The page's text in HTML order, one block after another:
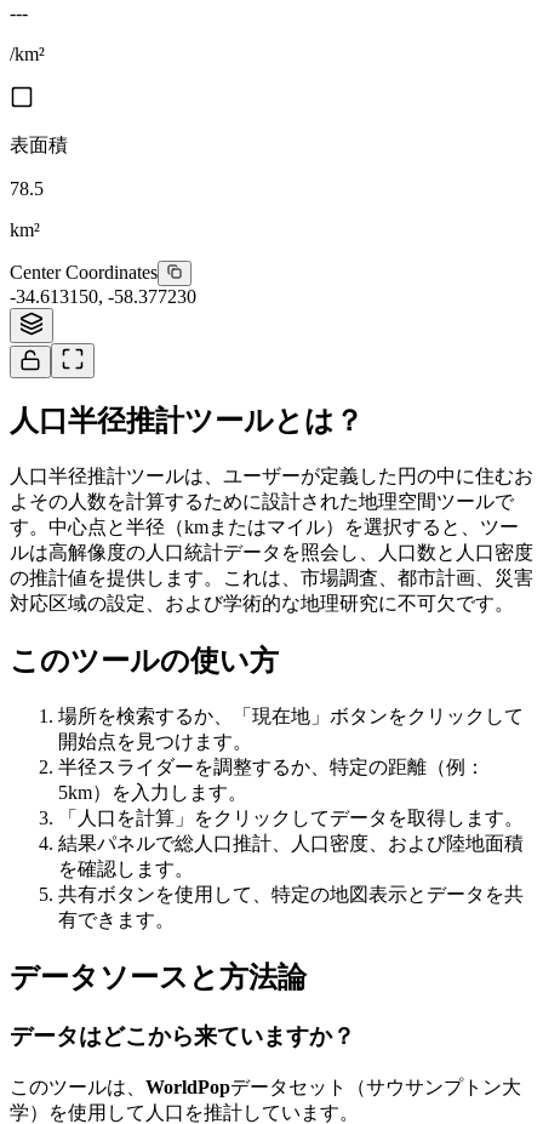
---
/km²
表面積
78.5
km²
Center Coordinates
-34.613150, -58.377230
人口半径推計ツールとは？
人口半径推計ツールは、ユーザーが定義した円の中に住むお
よその人数を計算するために設計された地理空間ツールで
す。中心点と半径（kmまたはマイル）を選択すると、ツー
ルは高解像度の人口統計データを照会し、人口数と人口密度
の推計値を提供します。これは、市場調査、都市計画、災害
対応区域の設定、および学術的な地理研究に不可欠です。
このツールの使い方
場所を検索するか、「現在地」ボタンをクリックして
開始点を見つけます。
半径スライダーを調整するか、特定の距離（例：
5km）を入力します。
「人口を計算」をクリックしてデータを取得します。
結果パネルで総人口推計、人口密度、および陸地面積
を確認します。
共有ボタンを使用して、特定の地図表示とデータを共
有できます。
データソースと方法論
データはどこから来ていますか？
このツールは、 WorldPopデータセット（サウサンプトン大
学）を使用して人口を推計しています。